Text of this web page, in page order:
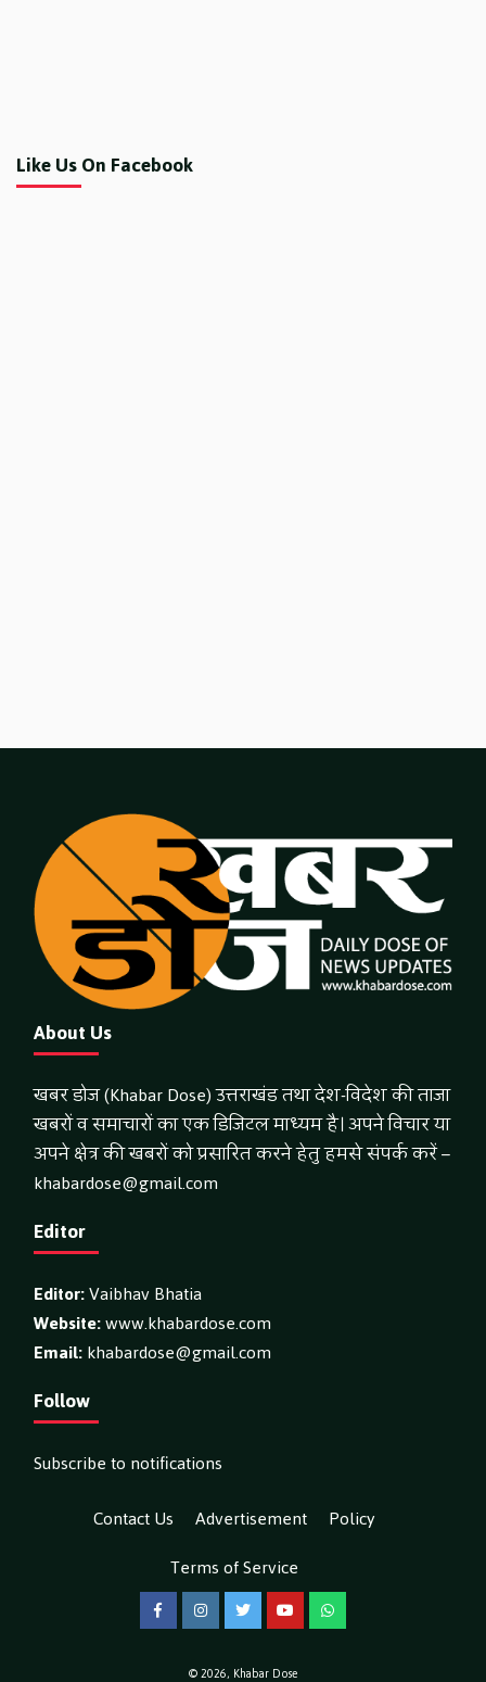
Like Us On Facebook
About Us
खबर डोज (Khabar Dose) उत्तराखंड तथा देश-विदेश की ताजा
खबरों व समाचारों का एक डिजिटल माध्यम है। अपने विचार या
अपने क्षेत्र की खबरों को प्रसारित करने हेतु हमसे संपर्क करें –
khabardose@gmail.com
Editor
Editor:Vaibhav Bhatia
Website:www.khabardose.com
Email:khabardose@gmail.com
Follow
Subscribe to notifications
Contact Us
Advertisement
Policy
Terms of Service
FacebookInstagramTwitterYouTubeWhatsApp
© 2026, Khabar Dose